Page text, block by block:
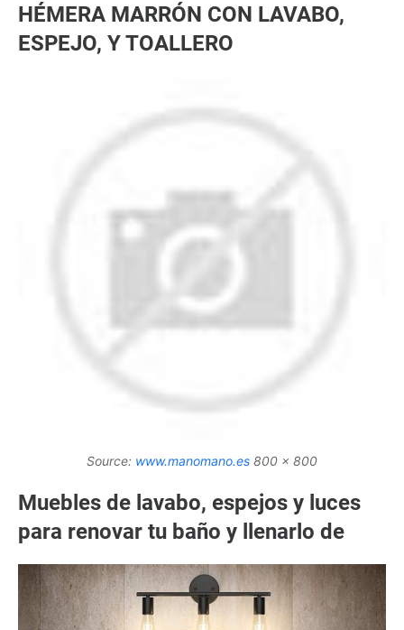
HÉMERA MARRÓN CON LAVABO,
ESPEJO, Y TOALLERO
Source: www.manomano.es 800 x 800
Muebles de lavabo, espejos y luces
para renovar tu baño y llenarlo de